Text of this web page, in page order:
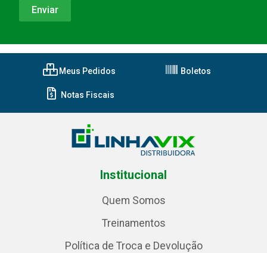
Meus Pedidos Boletos
Notas Fiscais
Institucional
Quem Somos
Treinamentos
Política de Troca e Devolução